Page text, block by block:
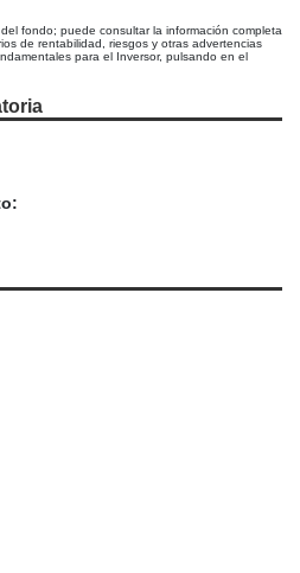
fondo; puede consultar la información completa
de rentabilidad, riesgos y otras advertencias
para el Inversor, pulsando en el